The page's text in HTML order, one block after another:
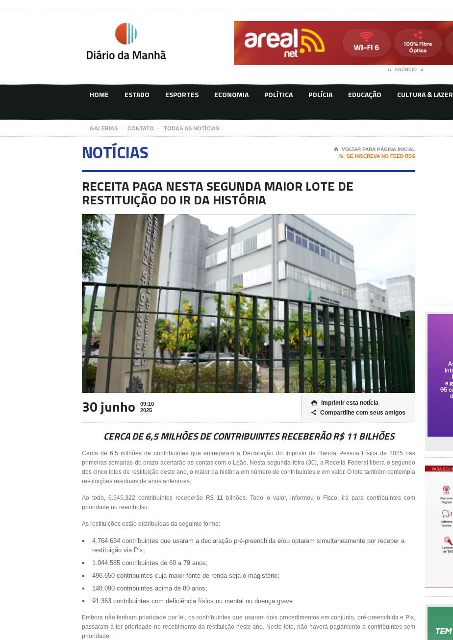
ANÚNCIO
HOME ESTADO ESPORTES ECONOMIA POLÍTICA POLÍCIA EDUCAÇÃO CULTURA & LAZER
GALERIAS CONTATO TODAS AS NOTÍCIAS
NOTÍCIAS ⌂
VOLTAR PARA PÁGINA INICIAL

SE INSCREVA NO FEED RSS
RECEITA PAGA NESTA SEGUNDA MAIOR LOTE DE
RESTITUIÇÃO DO IR DA HISTÓRIA
30 junho
09:10
2025
 Imprimir esta notícia
 Compartilhe com seus amigos
CERCA DE 6,5 MILHÕES DE CONTRIBUINTES RECEBERÃO R$ 11 BILHÕES
Cerca de 6,5 milhões de contribuintes que entregaram a Declaração do Imposto de Renda Pessoa Física de 2025 nas
primeiras semanas do prazo acertarão as contas com o Leão. Nesta segunda-feira (30), a Receita Federal libera o segundo
dos cinco lotes de restituição deste ano, o maior da história em número de contribuintes e em valor. O lote também contempla
restituições residuais de anos anteriores.
Ao todo, 6.545.322 contribuintes receberão R$ 11 bilhões. Todo o valor, informou o Fisco, irá para contribuintes com
prioridade no reembolso.
As restituições estão distribuídas da seguinte forma:
4.764.634 contribuintes que usaram a declaração pré-preenchida e/ou optaram simultaneamente por receber a
restituição via Pix;
1.044.585 contribuintes de 60 a 79 anos;
496.650 contribuintes cuja maior fonte de renda seja o magistério;
148.090 contribuintes acima de 80 anos;
91.363 contribuintes com deficiência física ou mental ou doença grave.
Embora não tenham prioridade por lei, os contribuintes que usaram dois procedimentos em conjunto, pré-preenchida e Pix,
passaram a ter prioridade no recebimento da restituição neste ano. Neste lote, não haverá pagamento a contribuintes sem
prioridade.